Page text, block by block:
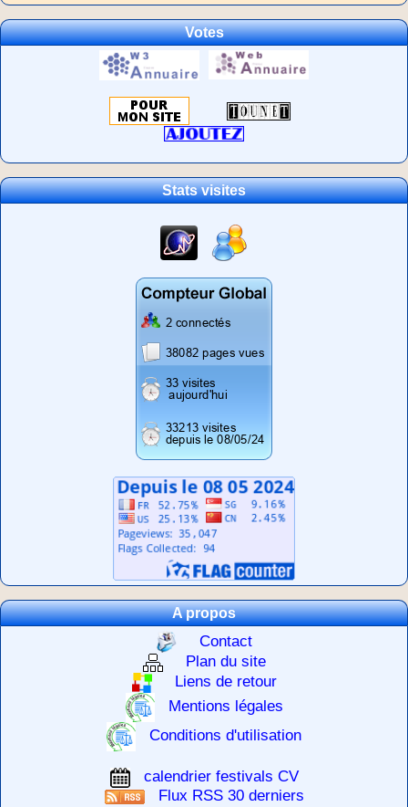
Votes
Stats visites
A propos
Contact
Plan du site
Liens de retour
Mentions légales
Conditions d'utilisation
calendrier festivals CV
Flux RSS 30 derniers